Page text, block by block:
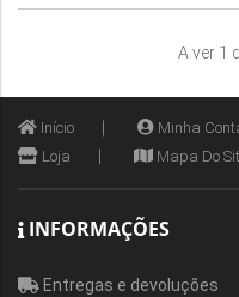
A ver 1
Início Minha
Loja
Mapa Do
INFORMAÇÕES
Entregas e devoluções